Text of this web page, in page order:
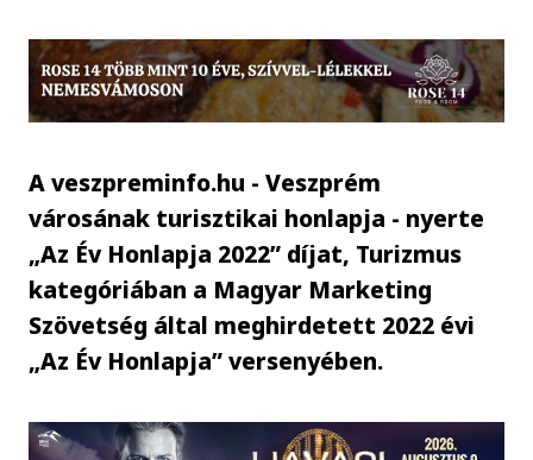
A veszpreminfo.hu - Veszprém
városának turisztikai honlapja - nyerte
„Az Év Honlapja 2022” díjat, Turizmus
kategóriában a Magyar Marketing
Szövetség által meghirdetett 2022 évi
„Az Év Honlapja” versenyében.